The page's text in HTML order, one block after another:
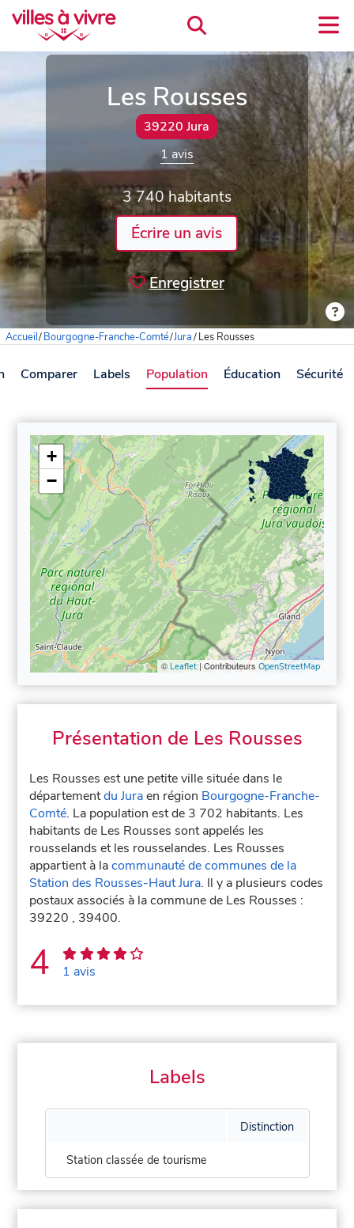
Les Rousses
39220 Jura
1 avis
3 740 habitants
Écrire un avis
Enregistrer
Accueil/Bourgogne-Franche-Comté/Jura/Les Rousses
Comparer Labels Population Éducation Sécurité
+
−
© Leaflet| Contributeurs OpenStreetMap
Présentation de Les Rousses
Les Rousses est une petite ville située dans le
départementdu Juraen région Bourgogne-Franche-
Comté. La population est de 3 702 habitants. Les
habitants de Les Rousses sont appelés les
rousselands et les rousselandes. Les Rousses
appartient à lacommunauté de communes de la
Station des Rousses-Haut Jura. Il y a plusieurs codes
postaux associés à la commune de Les Rousses :
39220 , 39400.
4 1 avis
Labels
Distinction
Station classée de tourisme